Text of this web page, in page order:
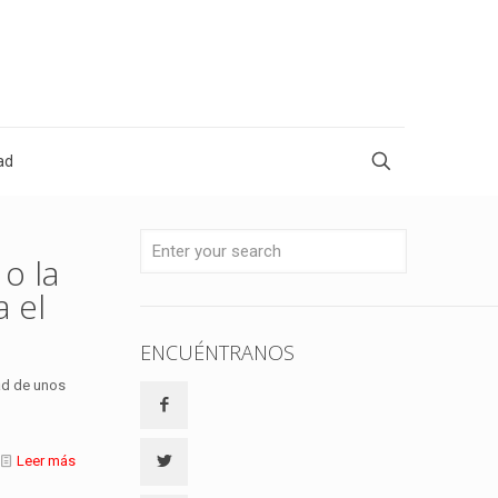
la
el
de unos
Leer más
ENCUÉNTRANOS